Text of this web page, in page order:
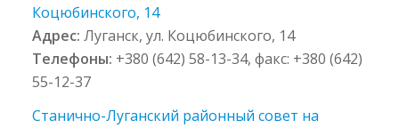
Коцюбинского, 14
Адрес:Луганск, ул. Коцюбинского, 14
Телефоны: +380 (642) 58-13-34, факс: +380 (642)
55-12-37
Станично-Луганский районный совет на